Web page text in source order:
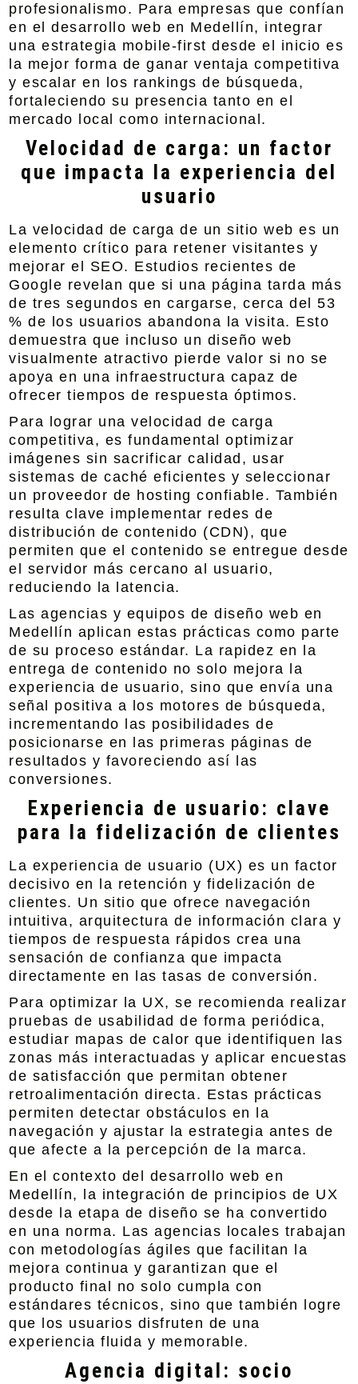
profesionalismo. Para empresas que confían
en el desarrollo web en Medellín, integrar
una estrategia mobile-first desde el inicio es
la mejor forma de ganar ventaja competitiva
y escalar en los rankings de búsqueda,
fortaleciendo su presencia tanto en el
mercado local como internacional.
Velocidad de carga: un factor
que impacta la experiencia del
usuario
La velocidad de carga de un sitio web es un
elemento crítico para retener visitantes y
mejorar el SEO. Estudios recientes de
Google revelan que si una página tarda más
de tres segundos en cargarse, cerca del 53
% de los usuarios abandona la visita. Esto
demuestra que incluso un diseño web
visualmente atractivo pierde valor si no se
apoya en una infraestructura capaz de
ofrecer tiempos de respuesta óptimos.
Para lograr una velocidad de carga
competitiva, es fundamental optimizar
imágenes sin sacrificar calidad, usar
sistemas de caché eficientes y seleccionar
un proveedor de hosting confiable. También
resulta clave implementar redes de
distribución de contenido (CDN), que
permiten que el contenido se entregue desde
el servidor más cercano al usuario,
reduciendo la latencia.
Las agencias y equipos de diseño web en
Medellín aplican estas prácticas como parte
de su proceso estándar. La rapidez en la
entrega de contenido no solo mejora la
experiencia de usuario, sino que envía una
señal positiva a los motores de búsqueda,
incrementando las posibilidades de
posicionarse en las primeras páginas de
resultados y favoreciendo así las
conversiones.
Experiencia de usuario: clave
para la fidelización de clientes
La experiencia de usuario (UX) es un factor
decisivo en la retención y fidelización de
clientes. Un sitio que ofrece navegación
intuitiva, arquitectura de información clara y
tiempos de respuesta rápidos crea una
sensación de confianza que impacta
directamente en las tasas de conversión.
Para optimizar la UX, se recomienda realizar
pruebas de usabilidad de forma periódica,
estudiar mapas de calor que identifiquen las
zonas más interactuadas y aplicar encuestas
de satisfacción que permitan obtener
retroalimentación directa. Estas prácticas
permiten detectar obstáculos en la
navegación y ajustar la estrategia antes de
que afecte a la percepción de la marca.
En el contexto del desarrollo web en
Medellín, la integración de principios de UX
desde la etapa de diseño se ha convertido
en una norma. Las agencias locales trabajan
con metodologías ágiles que facilitan la
mejora continua y garantizan que el
producto final no solo cumpla con
estándares técnicos, sino que también logre
que los usuarios disfruten de una
experiencia fluida y memorable.
Agencia digital: socio